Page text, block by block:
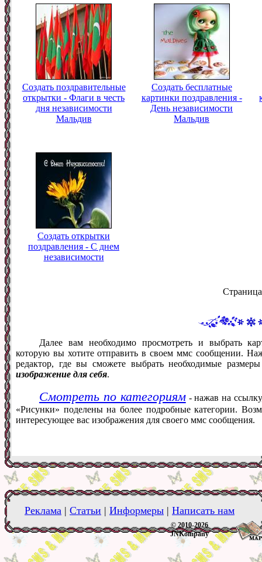
Создать поздравительные
открытки - Флаги в честь
дня независимости
Мальдив
Создать бесплатные
картинки поздравления -
День независимости
Мальдив
Создать открытки
поздравления - С днем
независимости
Далее вам необходимо просмотреть и выбрать
которую вы хотите отправить в своем ммс сообщении.
редактор, где вы сможете выбрать необходимые
изображение для себя.
Смотреть по категориям- нажав на
«Рисунки» поделены на более подробные категории.
интересующее вас изображения для своего ммс сообщения.
Реклама | Статьи | Информеры | Написать нам
© 2010-2026
JNKompany